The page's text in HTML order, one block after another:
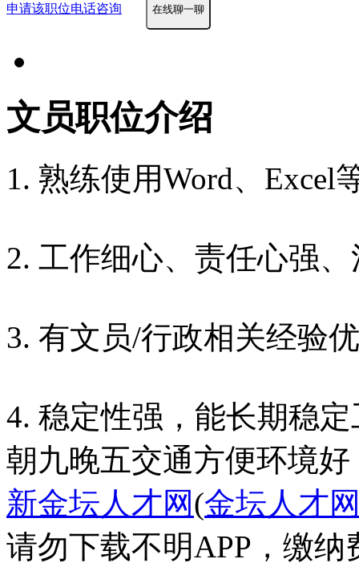
申请该职位电话咨询 在线聊一聊
文员职位介绍
1. 熟练使用Word、Excel
2. 工作细心、责任心强
3. 有文员/行政相关经验
4. 稳定性强，能长期稳
朝九晚五交通方便环境好
新金坛人才网(金坛人才
请勿下载不明APP，缴